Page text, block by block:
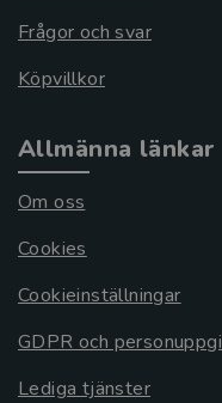
Frågor och svar
Köpvillkor
Allmänna länkar
Om oss
Cookies
Cookieinställningar
GDPR och
Lediga tjänster